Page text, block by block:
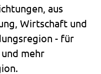
aus
Wirtschaft und
- für
mehr